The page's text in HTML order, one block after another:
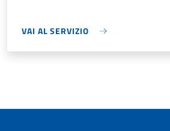
VAI AL SERVIZIO